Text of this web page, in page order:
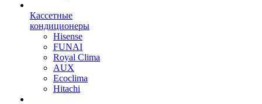
Кассетные
кондиционеры
Hisense
FUNAI
Royal Clima
AUX
Ecoclima
Hitachi